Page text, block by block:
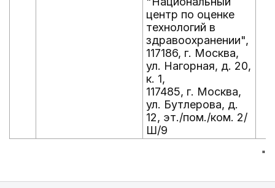
центр по оценке
технологий в
здравоохранении",
117186, г. Москва,
ул. Нагорная, д. 20,
к. 1,
117485, г. Москва,
ул. Бутлерова, д.
12, эт./пом./ком. 2/
Ш/9
"